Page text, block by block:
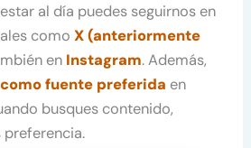
al día puedes seguirnos en
comoX (anteriormente
en Instagram. Además,
fuente preferida en
busques contenido,